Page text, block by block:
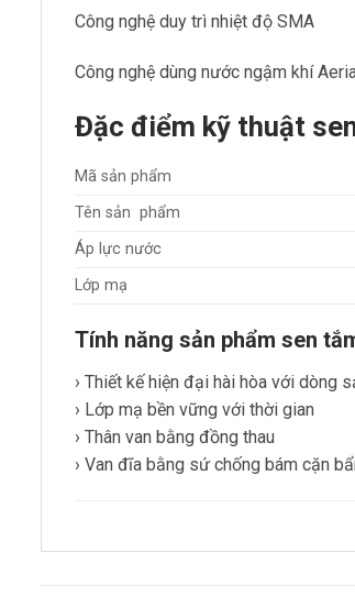
Công nghệ duy trì nhiệt độ SMA
Công nghệ dùng nước ngậm khí
Đặc điểm kỹ thuật
Mã sản phẩm
Tên sản phẩm
Áp lực nước
Lớp mạ
Tính năng sản phẩm sen
› Thiết kế hiện đại hài hòa với dòng
› Lớp mạ bền vững với thời gian
› Thân van bằng đồng thau
› Van đĩa bằng sứ chống bám cặn